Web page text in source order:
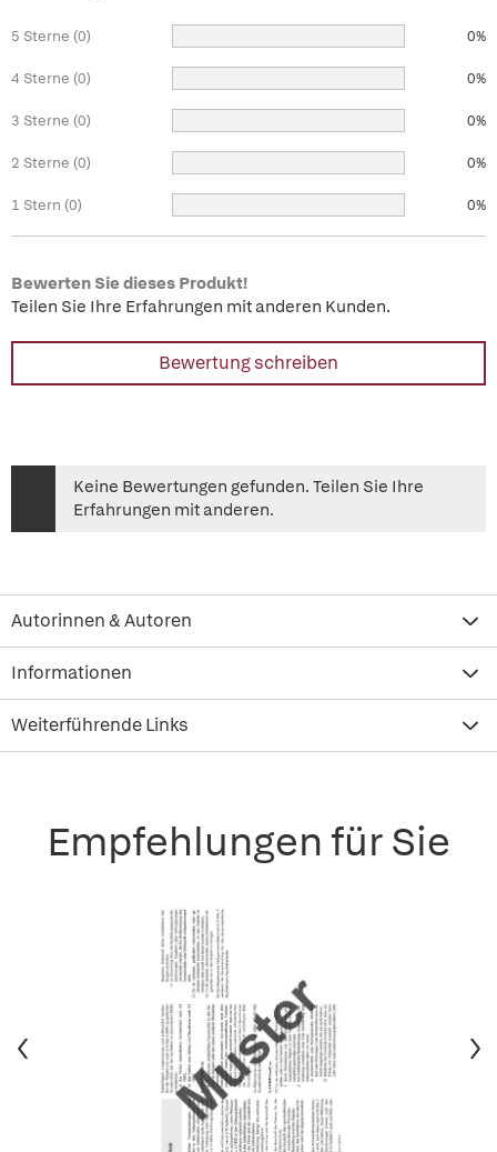
5 Sterne (0) 0%
4 Sterne (0) 0%
3 Sterne (0) 0%
2 Sterne (0) 0%
1 Stern (0) 0%
Bewerten Sie dieses Produkt!
Teilen Sie Ihre Erfahrungen mit anderen Kunden.
Bewertung schreiben
Keine Bewertungen gefunden. Teilen Sie Ihre
Erfahrungen mit anderen.
Autorinnen & Autoren
Informationen
Weiterführende Links
Empfehlungen für Sie